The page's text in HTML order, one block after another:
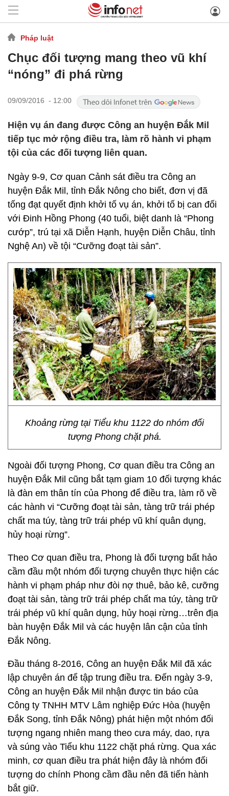
Pháp luật
Chục đối tượng mang theo vũ khí
“nóng” đi phá rừng
09/09/2016 - 12:00
Hiện vụ án đang được Công an huyện Đắk Mil
tiếp tục mở rộng điều tra, làm rõ hành vi phạm
tội của các đối tượng liên quan.
Ngày 9-9, Cơ quan Cảnh sát điều tra Công an
huyện Đắk Mil, tỉnh Đắk Nông cho biết, đơn vị đã
tống đạt quyết định khởi tố vụ án, khởi tố bị can đối
với Đinh Hồng Phong (40 tuổi, biệt danh là “Phong
cướp”, trú tại xã Diễn Hạnh, huyện Diễn Châu, tỉnh
Nghệ An) về tội “Cưỡng đoạt tài sản”.
Khoảng rừng tại Tiểu khu 1122 do nhóm đối
tượng Phong chặt phá.
Ngoài đối tượng Phong, Cơ quan điều tra Công an
huyện Đắk Mil cũng bắt tạm giam 10 đối tượng khác
là đàn em thân tín của Phong để điều tra, làm rõ về
các hành vi “Cưỡng đoạt tài sản, tàng trữ trái phép
chất ma túy, tàng trữ trái phép vũ khí quân dụng,
hủy hoại rừng”.
Theo Cơ quan điều tra, Phong là đối tượng bất hảo
cầm đầu một nhóm đối tượng chuyên thực hiện các
hành vi phạm pháp như đòi nợ thuê, bảo kê, cưỡng
đoạt tài sản, tàng trữ trái phép chất ma túy, tàng trữ
trái phép vũ khí quân dụng, hủy hoại rừng…trên địa
bàn huyện Đắk Mil và các huyện lân cận của tỉnh
Đắk Nông.
Đầu tháng 8-2016, Công an huyện Đắk Mil đã xác
lập chuyên án để tập trung điều tra. Đến ngày 3-9,
Công an huyện Đắk Mil nhận được tin báo của
Công ty TNHH MTV Lâm nghiệp Đức Hòa (huyện
Đắk Song, tỉnh Đắk Nông) phát hiện một nhóm đối
tượng ngang nhiên mang theo cưa máy, dao, rựa
và súng vào Tiểu khu 1122 chặt phá rừng. Qua xác
minh, cơ quan điều tra phát hiện đây là nhóm đối
tượng do chính Phong cầm đầu nên đã tiến hành
bắt giữ.